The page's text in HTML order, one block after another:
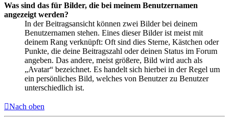
Was sind das für Bilder, die bei meinem Benutzernamen
angezeigt werden?
In der Beitragsansicht können zwei Bilder bei deinem
Benutzernamen stehen. Eines dieser Bilder ist meist mit
deinem Rang verknüpft: Oft sind dies Sterne, Kästchen oder
Punkte, die deine Beitragszahl oder deinen Status im Forum
angeben. Das andere, meist größere, Bild wird auch als
„Avatar“ bezeichnet. Es handelt sich hierbei in der Regel um
ein persönliches Bild, welches von Benutzer zu Benutzer
unterschiedlich ist.
Nach oben